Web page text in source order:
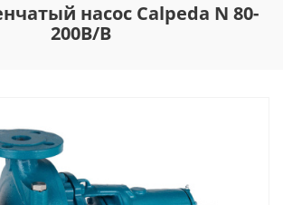
насос Calpeda N 80-
200B/B